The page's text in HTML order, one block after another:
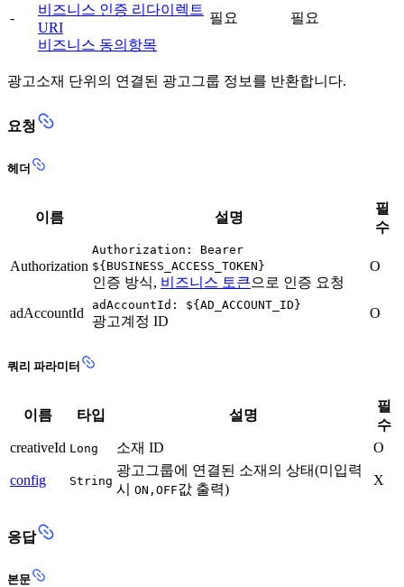
-
비즈니스 인증 리다이렉트
URI
비즈니스 동의항목
필요 필요
광고소재 단위의 연결된 광고그룹 정보를 반환합니다.
요청
헤더
이름 설명
필
수
Authorization
Authorization: Bearer
${BUSINESS_ACCESS_TOKEN}
인증 방식, 비즈니스 토큰으로 인증 요청
O
adAccountId
adAccountId: ${AD_ACCOUNT_ID}
광고계정 ID
O
쿼리 파라미터
이름 타입 설명
필
수
creativeId Long 소재 ID O
config String
광고그룹에 연결된 소재의 상태(미입력
시 ON,OFF값 출력)
X
응답
본문